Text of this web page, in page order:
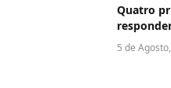
Quatro
5 de